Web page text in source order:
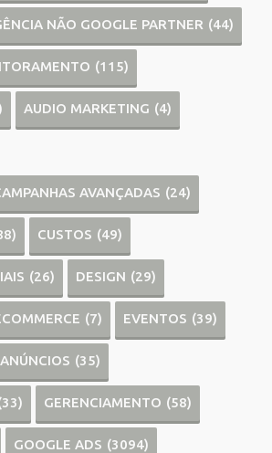
NÃO GOOGLE PARTNER (44)
(115)
AUDIO MARKETING (4)
AVANÇADAS (24)
CUSTOS (49)
(26) DESIGN (29)
(7) EVENTOS (39)
(35)
GERENCIAMENTO (58)
GOOGLE ADS (3094)